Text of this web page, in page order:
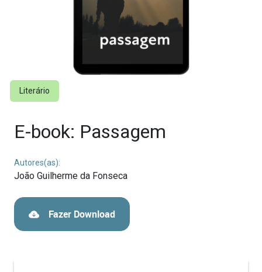
Literário
E-book: Passagem
Autores(as):
João Guilherme da Fonseca
Fazer Download